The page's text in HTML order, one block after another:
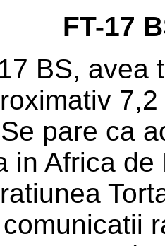
FT-17
BS,
pare ca
in Africa